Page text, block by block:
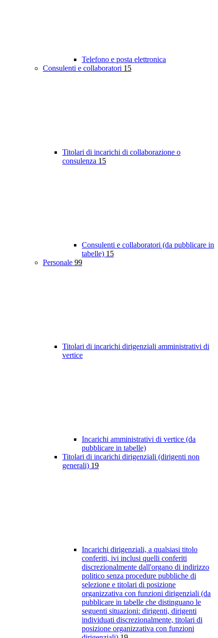
Telefono e posta elettronica
Consulenti e collaboratori 15
Titolari di incarichi di collaborazione o
consulenza 15
Consulenti e collaboratori (da pubblicare in
tabelle) 15
Personale 99
Titolari di incarichi dirigenziali amministrativi di
vertice
Incarichi amministrativi di vertice (da
pubblicare in tabelle)
Titolari di incarichi dirigenziali (dirigenti non
generali) 19
Incarichi dirigenziali, a qualsiasi titolo
conferiti, ivi inclusi quelli conferiti
discrezionalmente dall'organo di indirizzo
politico senza procedure pubbliche di
selezione e titolari di posizione
organizzativa con funzioni dirigenziali (da
pubblicare in tabelle che distinguano le
seguenti situazioni: dirigenti, dirigenti
individuati discrezionalmente, titolari di
posizione organizzativa con funzioni